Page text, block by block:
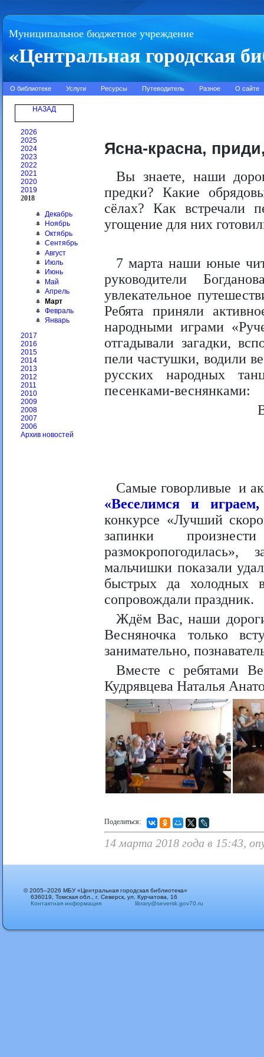
Муниципальное бюджетное учреждение
«Центральная городская
О библиотеке Услуги Ресурсы Путеводитель Разное О сайте
НАЗАД
2026
2025
2024
2023
2022
2021
2020
2019
2018
Декабрь
Ноябрь
Октябрь
Сентябрь
Август
Июль
Июнь
Май
Апрель
Март
Февраль
Январь
2017
2016
2015
2014
2013
2012
2011
2010
2009
2008
2007
2006
Архив новостей
Ясна-красна,
Вы знаете, наши
предки? Какие
сёлах? Как встречали
угощение для них
7 марта наши юные
руководители
увлекательное
Ребята приняли
народными играми
отгадывали загадки,
пели частушки, водили
русских народных
песенками-веснянками:
Самые говорливые и
«Веселимся и
конкурсе «Лучший
запинки
мальчишки показали
быстрых да холодных
сопровождали праздник.
Ждём Вас, наши
Весняночка только
занимательно,
Вместе с ребятами
Кудрявцева Наталья
Поделиться:
14 марта 2018 года в 15:43,
© 2005–2026 МБУ «Центральная городская библиотека»
636019, Томская обл., г. Северск, ул. Курчатова, 16
Контактная информация
library@seversk.gov70.ru